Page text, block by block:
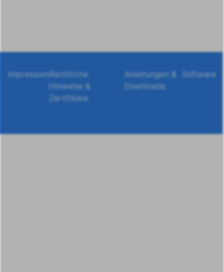
ImpressumRechtliche
Hinweise &
Zertifikate
Anleitungen &
Downloads
Software